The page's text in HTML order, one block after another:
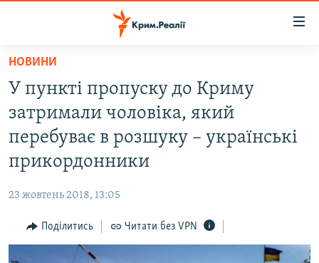
Перейти
основного
матеріалу
Перейти
до
основної
Перейти
пошуку
ВОДА.КРИМ
ВІДЕО ТА ФОТО
ІНТЕРВ'Ю
ВСЕ ЗА ДЕНЬ
НОВИНИ
У пункті пропуску до Криму
затримали чоловіка, який
перебуває в розшуку – українські
прикордонники
23 жовтень 2018, 13:05
Поділитись Читати без VPN